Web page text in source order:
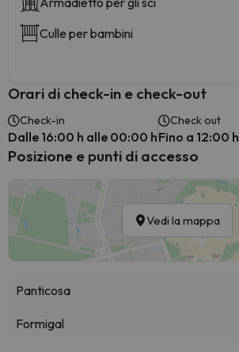
Culle per bambini
Orari di check-in e check-out
Check-in
Dalle 16:00 h alle 00:00 h
Check out
Fino a 12:00 h
Posizione e punti di accesso
Vedi la mappa
Panticosa
Formigal